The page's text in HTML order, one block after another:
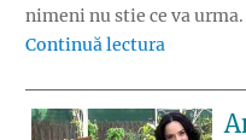
nimeni nu stie ce va
Continuă lectura